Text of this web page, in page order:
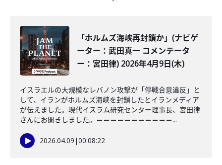
「ホルムズ海峡再封鎖か」(ナビゲ
ーター：武田真一 コメンテータ
ー：宮田律) 2026年4月9日(木)
イスラエルの大規模なレバノン攻撃が「停戦合意違反」と
して、イランがホルムズ海峡を封鎖したとイランメディア
が伝えました。現代イスラム研究センター理事長、宮田律
さんにお聞きしました。＝＝＝＝＝＝＝＝＝＝＝...
2026.04.09 |00:08:22